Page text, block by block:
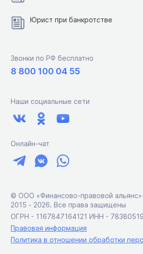
Юрист при банкротстве
Звонки по РФ бесплатно
8 800 100 04 55
Наши социальные сети
Онлайн-чат
© ООО «Финансово-правовой альянс»
2015 ‑ 2026. Все права защищены
ОГРН - 1167847164121 ИНН -
Правовая информация
Политика в отношении обработки